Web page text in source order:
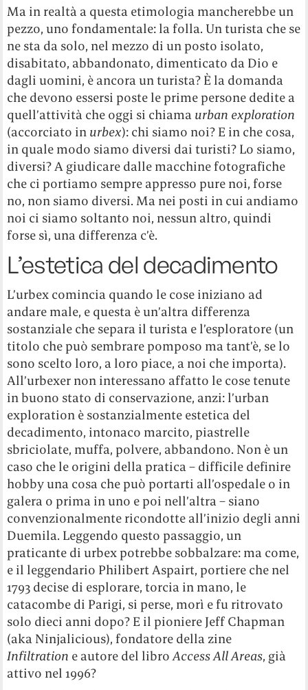
Ma in realtà a questa etimologia mancherebbe un
pezzo, uno fondamentale: la folla. Un turista che se
ne sta da solo, nel mezzo di un posto isolato,
disabitato, abbandonato, dimenticato da Dio e
dagli uomini, è ancora un turista? È la domanda
che devono essersi poste le prime persone dedite a
quell’attività che oggi si chiama urban exploration
(accorciato in urbex): chi siamo noi? E in che cosa,
in quale modo siamo diversi dai turisti? Lo siamo,
diversi? A giudicare dalle macchine fotografiche
che ci portiamo sempre appresso pure noi, forse
no, non siamo diversi. Ma nei posti in cui andiamo
noi ci siamo soltanto noi, nessun altro, quindi
forse sì, una differenza c’è.
L’estetica del decadimento
L’urbex comincia quando le cose iniziano ad
andare male, e questa è un’altra differenza
sostanziale che separa il turista e l’esploratore (un
titolo che può sembrare pomposo ma tant’è, se lo
sono scelto loro, a loro piace, a noi che importa).
All’urbexer non interessano affatto le cose tenute
in buono stato di conservazione, anzi: l’urban
exploration è sostanzialmente estetica del
decadimento, intonaco marcito, piastrelle
sbriciolate, muffa, polvere, abbandono. Non è un
caso che le origini della pratica – difficile definire
hobby una cosa che può portarti all’ospedale o in
galera o prima in uno e poi nell’altra – siano
convenzionalmente ricondotte all’inizio degli anni
Duemila. Leggendo questo passaggio, un
praticante di urbex potrebbe sobbalzare: ma come,
e il leggendario Philibert Aspairt, portiere che nel
1793 decise di esplorare, torcia in mano, le
catacombe di Parigi, si perse, morì e fu ritrovato
solo dieci anni dopo? E il pioniere Jeff Chapman
(aka Ninjalicious), fondatore della zine
Infiltration e autore del libroAccess All Areas, già
attivo nel 1996?